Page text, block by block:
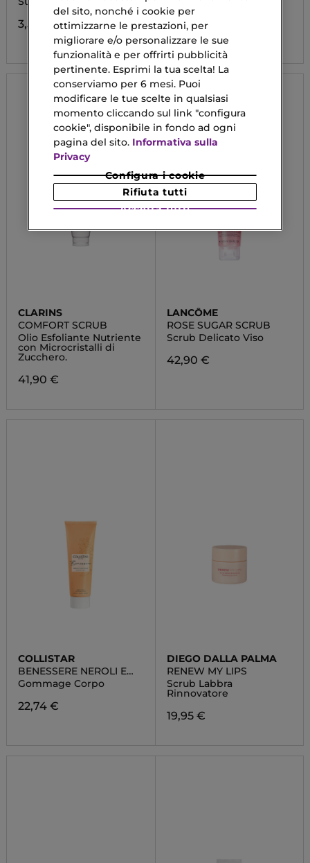
3,59 €
100ML
32,90 €
CLARINS
COMFORT SCRUB
Olio Esfoliante Nutriente
con Microcristalli di
Zucchero.
41,90 €
LANCÔME
ROSE SUGAR SCRUB
Scrub Delicato Viso
42,90 €
COLLISTAR
BENESSERE NEROLI E
ELICRISO
Gommage Corpo
22,74 €
DIEGO DALLA PALMA
RENEW MY LIPS
Scrub Labbra
Rinnovatore
19,95 €
del sito, nonché i cookie per
ottimizzarne le prestazioni, per
migliorare e/o personalizzare le sue
funzionalità e per offrirti pubblicità
pertinente. Esprimi la tua scelta! La
conserviamo per 6 mesi. Puoi
modificare le tue scelte in qualsiasi
momento cliccando sul link "configura
cookie", disponibile in fondo ad ogni
pagina del sito. Informativa sulla
Privacy
Configura i cookie
Rifiuta tutti
Accetta tutti